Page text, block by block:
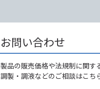
お問い合わせ
製品の販売価格や法規制に関す
調製・調液などのご相談はこち